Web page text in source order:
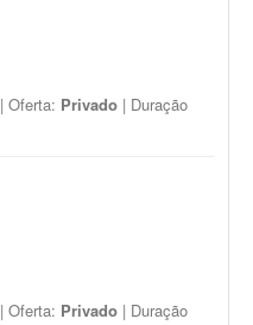
| Oferta: Privado | Duração
| Oferta: Privado | Duração